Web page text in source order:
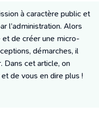
à caractère public et
l’administration. Alors
et de créer une micro-
démarches, il
Dans cet article, on
de vous en dire plus !